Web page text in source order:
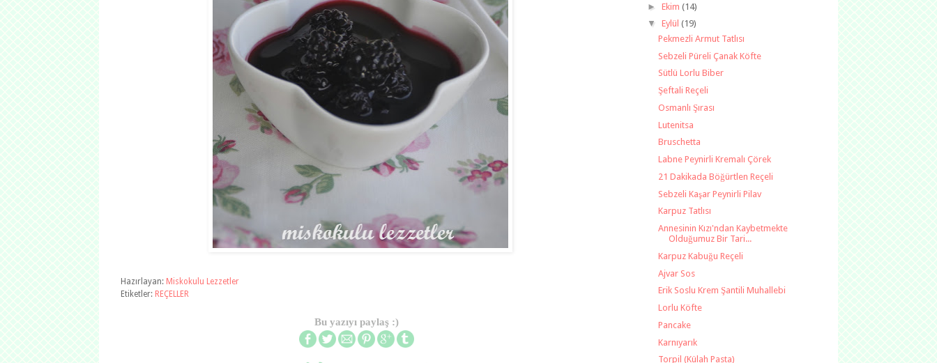
Hazırlayan: Miskokulu Lezzetler
Etiketler: REÇELLER
Bu yazıyı paylaş :)
► Ekim (14)
▼ Eylül (19)
Pekmezli Armut Tatlısı
Sebzeli Püreli Çanak Köfte
Sütlü Lorlu Biber
Şeftali Reçeli
Osmanlı Şırası
Lutenitsa
Bruschetta
Labne Peynirli Kremalı Çörek
21 Dakikada Böğürtlen Reçeli
Sebzeli Kaşar Peynirli Pilav
Karpuz Tatlısı
Annesinin Kızı'ndan Kaybetmekte
Olduğumuz Bir Tari...
Karpuz Kabuğu Reçeli
Ajvar Sos
Erik Soslu Krem Şantili Muhallebi
Lorlu Köfte
Pancake
Karnıyarık
Torpil (Külah Pasta)